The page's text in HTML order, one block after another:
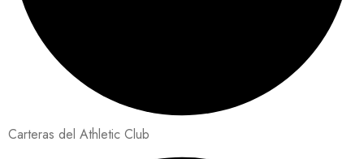
Carteras del Athletic Club